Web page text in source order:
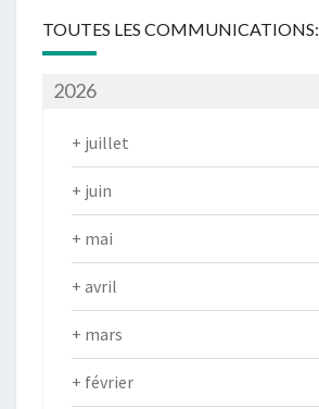
TOUTES LES COMMUNICATIONS:
2026
+ juillet
+ juin
+ mai
+ avril
+ mars
+ février